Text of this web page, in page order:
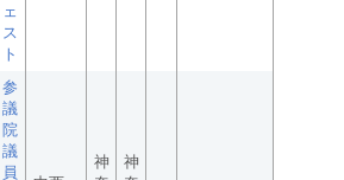
ェ
ス
ト
参
議
院
議
員
神
神